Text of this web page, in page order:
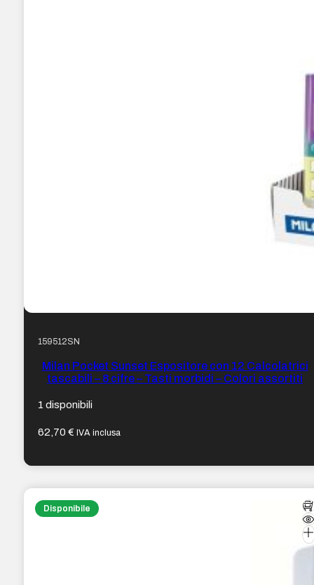
159512SN
Milan Pocket Sunset Espositore con 12 Calcolatrici
tascabili – 8 cifre – Tasti morbidi – Colori assortiti
1 disponibili
62,70€ IVA inclusa
Disponibile